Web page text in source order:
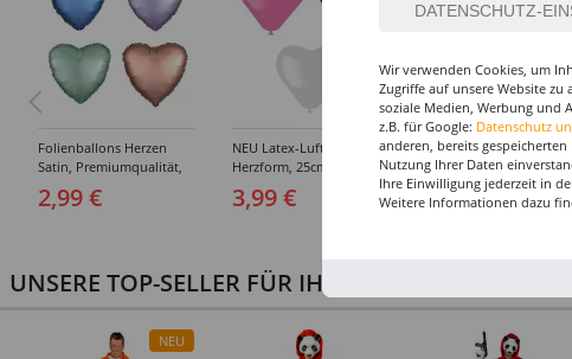
Folienballons Herzen
Satin, Premiumqualität,
beidseitig bedruckt,
Größe: ca. 43 cm -
2,99 €
NEU Latex-Luftballons in
Herzform, 25cm
Durchmesser, 8 Stück,
verschiedene Farben
3,99 €
SALE Folienballons
Herzen Unifarben,
Premiumqualität,
beidseitig bedruckt,
1,99 €
UNSERE TOP-SELLER FÜR IHRE PARTY
NEU
Wir verwenden Cookies, um
Zugriffe auf unsere Website
soziale Medien, Werbung und
z.B. für Google: Datenschutz
anderen, bereits
Nutzung Ihrer Daten
Ihre Einwilligung jederzeit in
Weitere Informationen dazu